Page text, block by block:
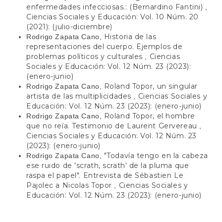
enfermedades infecciosas.: (Bernardino Fantini)
Ciencias Sociales y Educación: Vol. 10 Núm. 20
(2021): (julio-diciembre)
Rodrigo Zapata Cano,
Historia de las
representaciones del cuerpo. Ejemplos de
problemas políticos y culturales
Ciencias
Sociales y Educación: Vol. 12 Núm. 23 (2023):
(enero-junio)
Rodrigo Zapata Cano,
Roland Topor, un singular
artista de las multiplicidades
Ciencias Sociales y
Educación: Vol. 12 Núm. 23 (2023): (enero-junio)
Rodrigo Zapata Cano,
Roland Topor, el hombre
que no reía. Testimonio de Laurent Gervereau
Ciencias Sociales y Educación: Vol. 12 Núm. 23
(2023): (enero-junio)
Rodrigo Zapata Cano, "Todavía tengo en la cabeza
ese ruido de 'scrath, scrath' de la pluma que
raspa el papel". Entrevista de Sébastien Le
Pajolec a Nicolas Topor
Ciencias Sociales y
Educación: Vol. 12 Núm. 23 (2023): (enero-junio)